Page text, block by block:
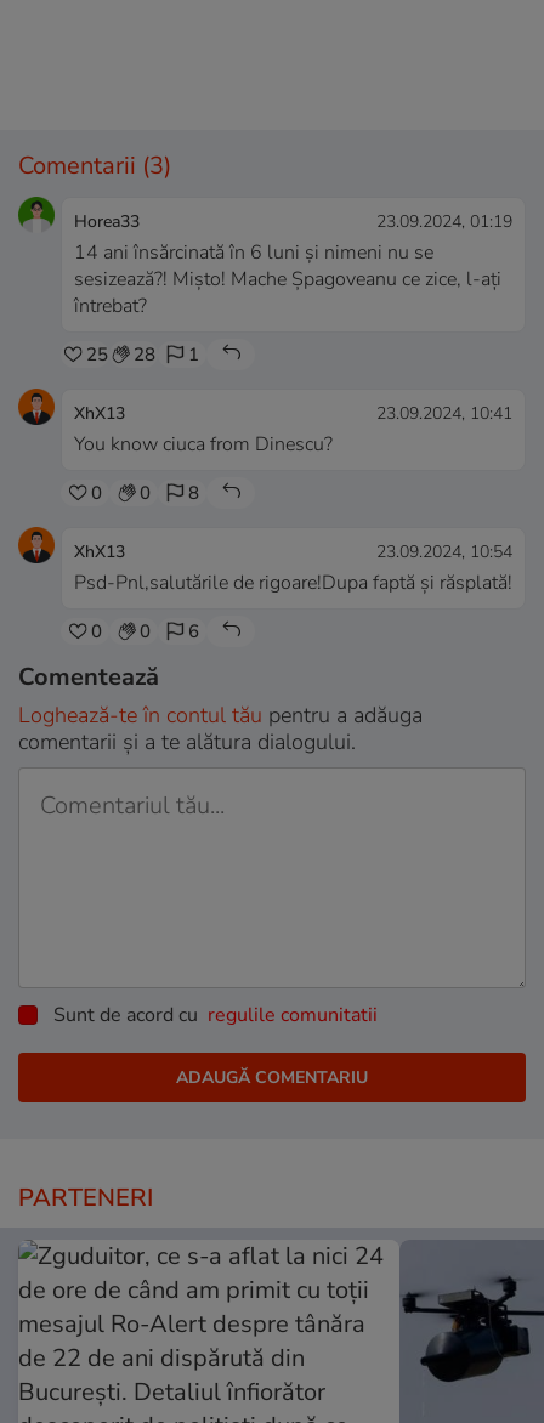
Comentarii (3)
Horea33 23.09.2024, 01:19
14 ani însărcinată în 6 luni și nimeni nu se
sesizează?! Mișto! Mache Șpagoveanu ce zice, l-ați
întrebat?
25 28 1
XhX13 23.09.2024, 10:41
You know ciuca from Dinescu?
0 0 8
XhX13 23.09.2024, 10:54
Psd-Pnl,salutările de rigoare!Dupa faptă și răsplată!
0 0 6
Comentează
Loghează-te în contul tău pentru a adăuga
comentarii și a te alătura dialogului.
Sunt de acord cu regulile comunitatii
PARTENERI